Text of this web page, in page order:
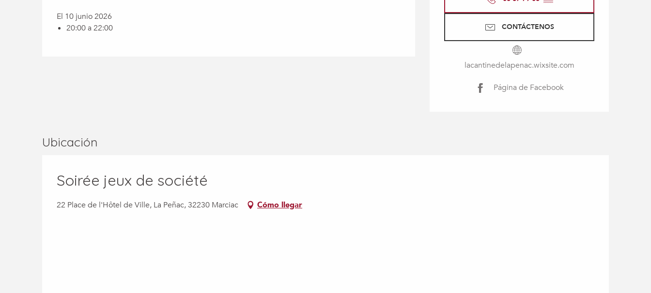
CONTÁCTENOS
lacantinedelapenac.wixsite.com
Página de Facebook
El 10 junio 2026
20:00 a 22:00
Ubicación
Soirée jeux de société
22 Place de l'Hôtel de Ville, La Peñac, 32230 Marciac Cómo llegar